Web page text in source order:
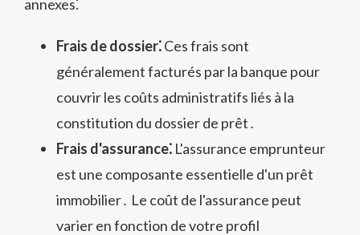
annexes⁚
Frais de dossier⁚Ces frais sont
généralement facturés par la banque pour
couvrir les coûts administratifs liés à la
constitution du dossier de prêt․
Frais d'assurance⁚ L'assurance emprunteur
est une composante essentielle d'un prêt
immobilier․ Le coût de l'assurance peut
varier en fonction de votre profil